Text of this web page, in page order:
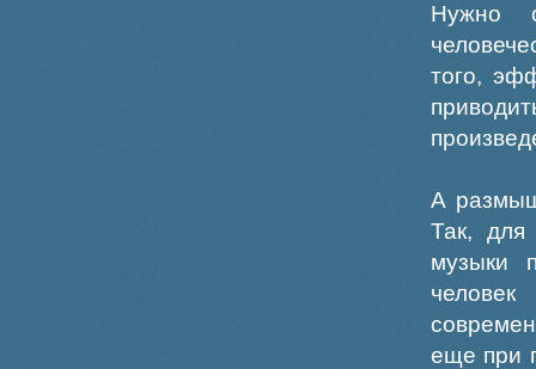
Нужно
того,
А
Так, для
музыки
еще при